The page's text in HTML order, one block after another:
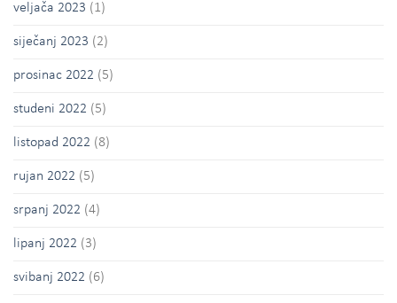
veljača 2023 (1)
siječanj 2023 (2)
prosinac 2022 (5)
studeni 2022 (5)
listopad 2022 (8)
rujan 2022 (5)
srpanj 2022 (4)
lipanj 2022 (3)
svibanj 2022 (6)